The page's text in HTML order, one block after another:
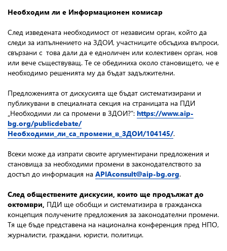
Необходим ли е Информационен комисар
След изведената необходимост от независим орган, който да
следи за изпълнението на ЗДОИ, участниците обсъдиха въпроси,
свързани с това дали да е едноличен или колективен орган, нов
или вече съществуващ. Те се обединиха около становището, че е
необходимо решенията му да бъдат задължителни.
Предложенията от дискусията ще бъдат систематизирани и
публикувани в специалната секция на страницата на ПДИ
„Необходими ли са промени в ЗДОИ?”: https://www.aip-
bg.org/publicdebate/
Необходими_ли_са_промени_в_ЗДОИ/104145/.
Всеки може да изпрати своите аргументирани предложения и
становища за необходими промени в законодателството за
достъп до информация на APIAconsult@aip-bg.org.
След обществените дискусии, които ще продължат до
октомври, ПДИ ще обобщи и систематизира в гражданска
концепция получените предложения за законодателни промени.
Тя ще бъде представена на национална конференция пред НПО,
журналисти, граждани, юристи, политици.